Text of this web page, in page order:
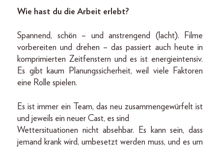
Wie hast du die Arbeit erlebt?
Spannend, schön – und anstrengend (lacht). Filme
vorbereiten und drehen – das passiert auch heute in
komprimierten Zeitfenstern und es ist energieintensiv.
Es gibt kaum Planungssicherheit, weil viele Faktoren
eine Rolle spielen.
Es ist immer ein Team, das neu zusammengewürfelt ist
und jeweils ein neuer Cast, es sind
Wettersituationen nicht absehbar. Es kann sein, dass
jemand krank wird, umbesetzt werden muss, und es um